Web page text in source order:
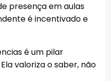
presença em aulas
é incentivado e
é um pilar
valoriza o saber, não